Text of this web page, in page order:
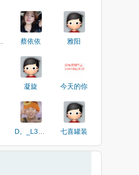
蔡依依 雅阳
凝旋 今天的你
七喜罐装